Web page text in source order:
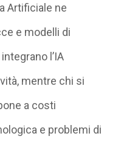
Artificiale ne
e modelli di
l’IA
mentre chi si
a costi
e problemi di